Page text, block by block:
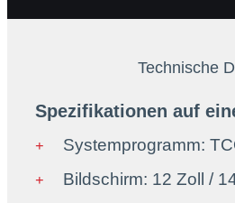
Technische
Spezifikationen auf
Systemprogramm:
Bildschirm: 12 Zoll /